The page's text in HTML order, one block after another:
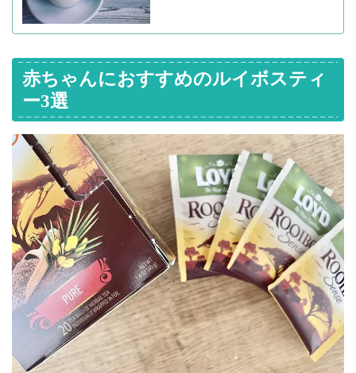
赤ちゃんにおすすめのルイボスティ
ー3選